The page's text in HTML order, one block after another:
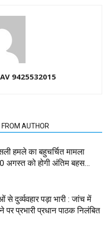
9425532015
FROM AUTHOR
हमले का बहुचर्चित मामला
अगस्त को होगी अंतिम बहस…
से दुर्व्यवहार पड़ा भारी : जांच में
पर प्रभारी प्रधान पाठक निलंबित